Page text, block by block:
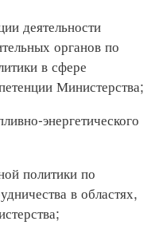
деятельности
органов по
в сфере
Министерства;
энергетического
политики по
в областях,